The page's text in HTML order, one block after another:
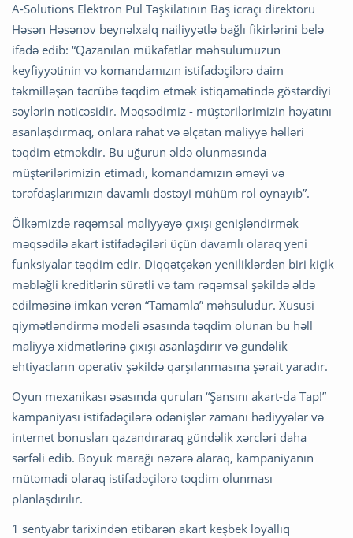
A-Solutions Elektron Pul Təşkilatının Baş icraçı direktoru
Həsən Həsənov beynəlxalq nailiyyətlə bağlı fikirlərini belə
ifadə edib: “Qazanılan mükafatlar məhsulumuzun
keyfiyyətinin və komandamızın istifadəçilərə daim
təkmilləşən təcrübə təqdim etmək istiqamətində göstərdiyi
səylərin nəticəsidir. Məqsədimiz - müştərilərimizin həyatını
asanlaşdırmaq, onlara rahat və əlçatan maliyyə həlləri
təqdim etməkdir. Bu uğurun əldə olunmasında
müştərilərimizin etimadı, komandamızın əməyi və
tərəfdaşlarımızın davamlı dəstəyi mühüm rol oynayıb”.
Ölkəmizdə rəqəmsal maliyyəyə çıxışı genişləndirmək
məqsədilə akart istifadəçiləri üçün davamlı olaraq yeni
funksiyalar təqdim edir. Diqqətçəkən yeniliklərdən biri kiçik
məbləğli kreditlərin sürətli və tam rəqəmsal şəkildə əldə
edilməsinə imkan verən “Tamamla” məhsuludur. Xüsusi
qiymətləndirmə modeli əsasında təqdim olunan bu həll
maliyyə xidmətlərinə çıxışı asanlaşdırır və gündəlik
ehtiyacların operativ şəkildə qarşılanmasına şərait yaradır.
Oyun mexanikası əsasında qurulan “Şansını akart-da Tap!”
kampaniyası istifadəçilərə ödənişlər zamanı hədiyyələr və
internet bonusları qazandıraraq gündəlik xərcləri daha
sərfəli edib. Böyük marağı nəzərə alaraq, kampaniyanın
mütəmadi olaraq istifadəçilərə təqdim olunması
planlaşdırılır.
1 sentyabr tarixindən etibarən akart keşbek loyallıq